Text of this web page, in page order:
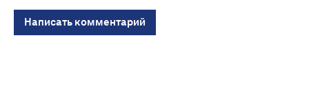
Написать комментарий